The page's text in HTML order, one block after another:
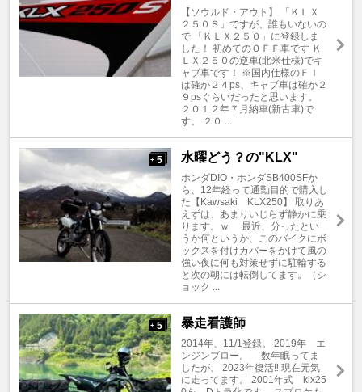
【ソウルド・アウト】 「ＫＬＸ
２５０Ｓ」ですが、誰もいないの
で 「ＫＬＸ２５０」に登録しま
した！ 初めてのＯＦＦ車です Ｋ
ＬＸ２５０の逆車(北米仕様)でキ
ャブ車です！ ※国内仕様のＦＩ
は確か２４ps、キャブ車は確か２
９psぐらいだったと思います。
２０１２年７月納車(新古車)で
す。 ２０ ...
+ 5 水曜どう？の"KLX"
ホンダDIO・ホンダSB400SFか
ら、12年経って通勤目的で購入し
た【Kawsaki KLX250】 取りあ
えずは、あまりいじらず静かに乗
ります。ｗ 最近、分ったとい
うか何というか、このバイクにボ
ックスを付けカバーをかけて風の
強い夜に何も対策せずに駐輪する
と次の朝には転倒してます。（シ
ョック ...
+ 5 暴走看護師
2014年、11/1登録。 2019年 エ
ンジンブロー。 数年眠ってま
したが、 2023年復活‼️ 現在元気
に走ってます。 2001年式 klx25